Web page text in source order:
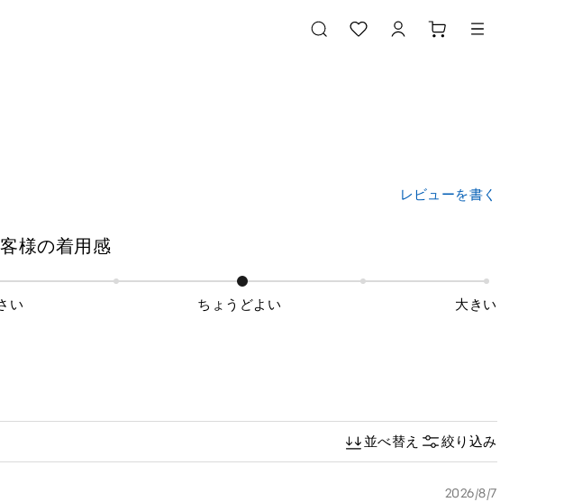
レビューを書く
様の着用感
い ちょうどよい 大きい
並べ替え 絞り込み
2026/8/7